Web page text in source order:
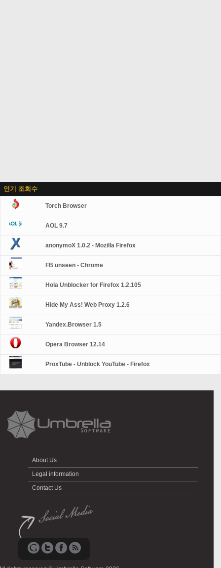
인기 조회수
Torch Browser
AOL 9.7
anonymoX 1.0.2 - Mozilla Firefox
FB unseen - Chrome
Hola Unblocker for Firefox 1.2.105
Hide My Ass! Web Proxy 1.2.6
Yandex.Browser 1.5
Opera Browser 12.14
ProxTube - Unblock YouTube - Firefox
About Us
Legal information
Contact Us